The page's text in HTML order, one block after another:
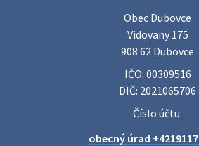
Obec Dubovce
Vidovany 175
908 62 Dubovce
IČO: 00309516
DIČ: 2021065706
Číslo účtu:
obecný úrad